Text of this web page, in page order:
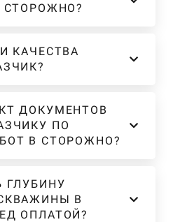
СТОРОЖНО?
КАЧЕСТВА
ДОКУМЕНТОВ
ПО
В СТОРОЖНО?
ГЛУБИНУ
В
ОПЛАТОЙ?